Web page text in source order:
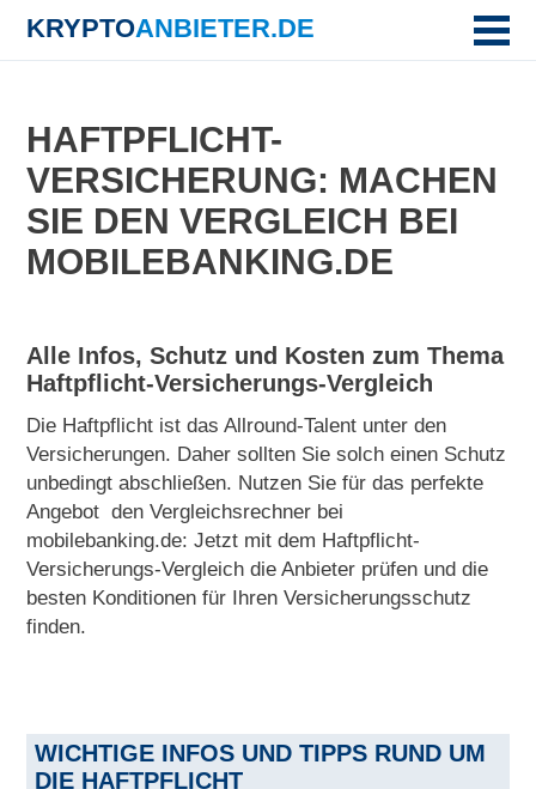
KRYPTOANBIETER.DE
HAFTPFLICHT-
VERSICHERUNG: MACHEN
SIE DEN VERGLEICH BEI
MOBILEBANKING.DE
Alle Infos, Schutz und Kosten zum Thema
Haftpflicht-Versicherungs-Vergleich
Die Haftpflicht ist das Allround-Talent unter den
Versicherungen. Daher sollten Sie solch einen Schutz
unbedingt abschließen. Nutzen Sie für das perfekte
Angebot den Vergleichsrechner bei
mobilebanking.de: Jetzt mit dem Haftpflicht-
Versicherungs-Vergleich die Anbieter prüfen und die
besten Konditionen für Ihren Versicherungsschutz
finden.
WICHTIGE INFOS UND TIPPS RUND UM
DIE HAFTPFLICHT